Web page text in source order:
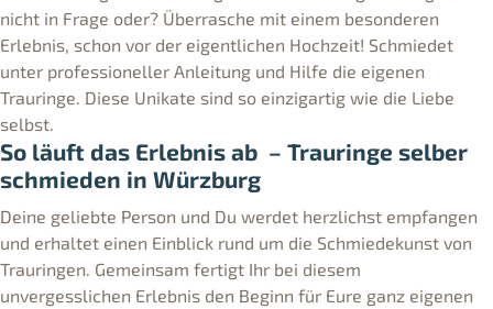
nicht in Frage oder? Überrasche mit einem besonderen
Erlebnis, schon vor der eigentlichen Hochzeit! Schmiedet
unter professioneller Anleitung und Hilfe die eigenen
Trauringe. Diese Unikate sind so einzigartig wie die Liebe
selbst.
So läuft das Erlebnis ab – Trauringe selber
schmieden in Würzburg
Deine geliebte Person und Du werdet herzlichst empfangen
und erhaltet einen Einblick rund um die Schmiedekunst von
Trauringen. Gemeinsam fertigt Ihr bei diesem
unvergesslichen Erlebnis den Beginn für Eure ganz eigenen